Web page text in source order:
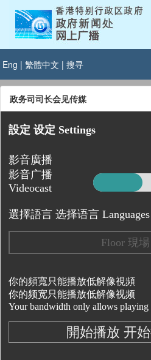
Eng | 繁體中文 | 搜寻
政务司司长会见传媒